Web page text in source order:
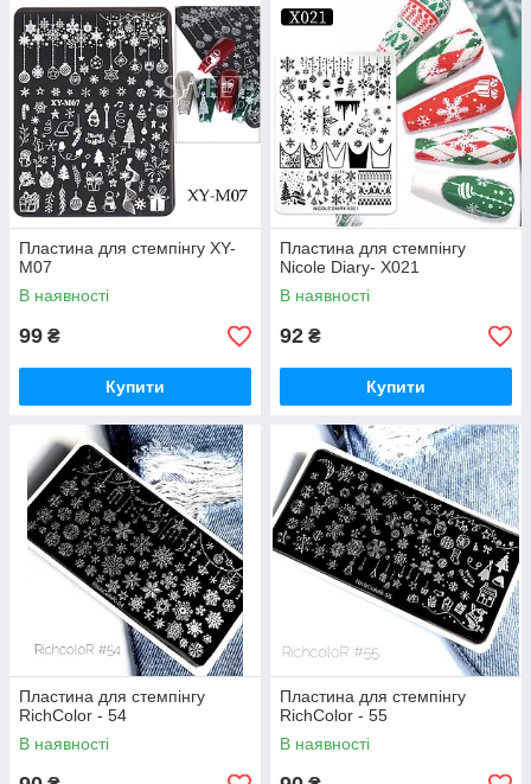
Пластина для стемпінгу XY-
M07
В наявності
99 ₴
Купити
Пластина для стемпінгу
Nicole Diary- X021
В наявності
92 ₴
Купити
Пластина для стемпінгу
RichColor - 54
В наявності
Пластина для стемпінгу
RichColor - 55
В наявності